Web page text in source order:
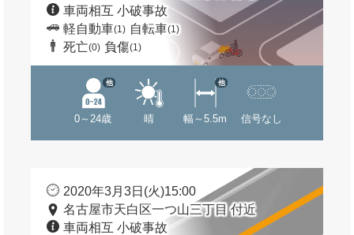
車両相互 小破事故
軽自動車(1) 自転車(1)
死亡(0) 負傷(1)
0～24歳
他
晴 幅～5.5m
他
信号なし
2020年3月3日(火)15:00
名古屋市天白区一つ山三丁目 付近
車両相互 小破事故